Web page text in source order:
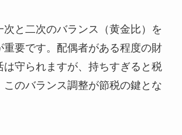
次と二次のバランス（黄金比）を
重要です。配偶者がある程度の財
は守られますが、持ちすぎると税
このバランス調整が節税の鍵とな